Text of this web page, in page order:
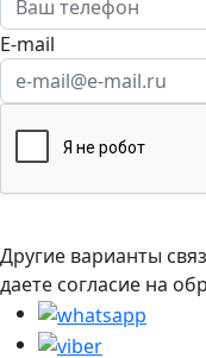
E-mail
Другие варианты
даете согласие на